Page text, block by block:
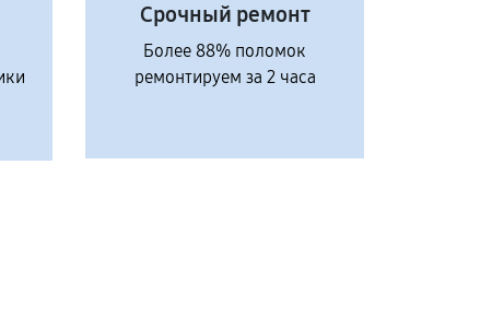
Срочный ремонт
Более 88% поломок
ремонтируем за 2 часа